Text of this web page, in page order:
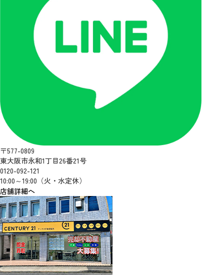
〒577-0809
東大阪市永和1丁目26番21号
0120-092-121
10:00～19:00（火・水定休）
店舗詳細へ